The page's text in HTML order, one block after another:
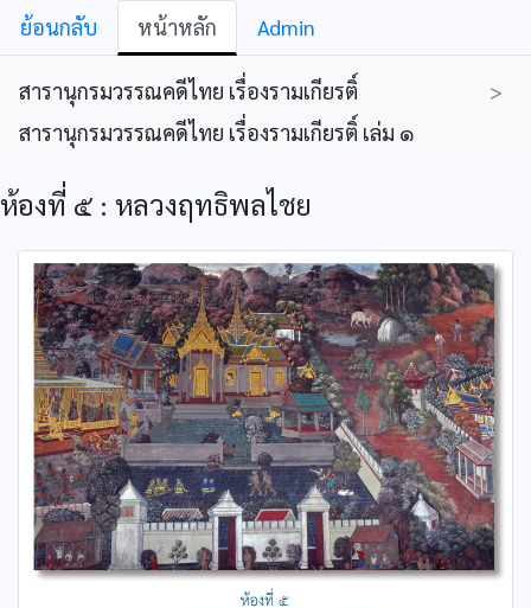
ย้อนกลับ หน้าหลัก Admin
สารานุกรมวรรณคดีไทย เรื่องรามเกียรติ์
>
สารานุกรมวรรณคดีไทย เรื่องรามเกียรติ์ เล่ม ๑
ห้องที่ ๕ : หลวงฤทธิพลไชย